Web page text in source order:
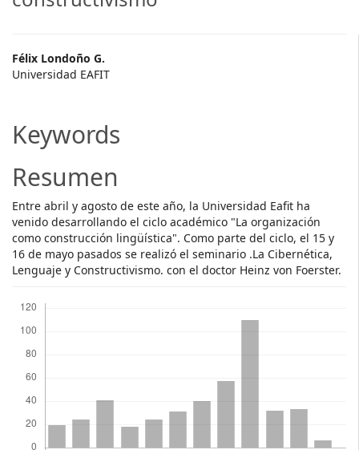
Main
Article
Félix Londoño G.
Universidad EAFIT
Keywords
Resumen
Entre abril y agosto de este año, la Universidad Eafit ha
venido desarrollando el ciclo académico "La organización
como construcción lingüística". Como parte del ciclo, el 15 y
16 de mayo pasados se realizó el seminario .La Cibernética,
Lenguaje y Constructivismo. con el doctor Heinz von Foerster.